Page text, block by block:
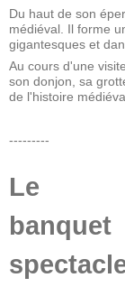
Du haut de son
médiéval. Il forme
gigantesques et
Au cours d'une
son donjon, sa
de l'histoire
---------
Le
banquet